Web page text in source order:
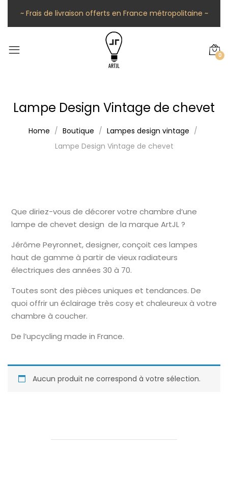
~ Frais de livraison offerts en France métropolitaine ~
0
Lampe Design Vintage de chevet
Home Boutique
Lampes design vintage
Lampe Design Vintage de chevet
Que diriez-vous de décorer votre chambre d’une
lampe de chevet design de la marque ArtJL ?
Jérôme Peyronnet, designer, conçoit ces lampes
haut de gamme à partir de vieux radiateurs
électriques des années 30 à 70.
Toutes sont des pièces uniques et tendances. De
quoi offrir un éclairage très cosy et chaleureux à votre
chambre à coucher.
De l’upcycling made in France.
Aucun produit ne correspond à votre sélection.